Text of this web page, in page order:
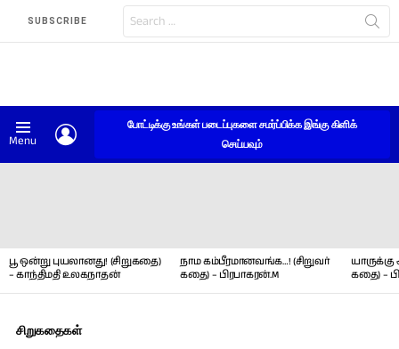
SUBSCRIBE
for:
Menu
போட்டிக்கு உங்கள் படைப்புகளை சமர்ப்பிக்க இங்கு கிளிக்
செய்யவும்
பூ ஒன்று புயலானது! (சிறுகதை)
– காந்திமதி உலகநாதன்
நாம கம்பீரமானவங்க…! (சிறுவர்
கதை) – பிரபாகரன்.M
யாருக்கு
கதை) –
சிறுகதைகள்